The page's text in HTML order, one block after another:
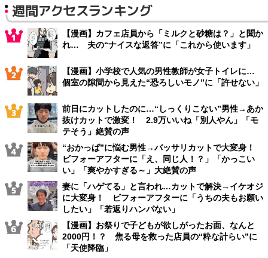
週間アクセスランキング
【漫画】カフェ店員から「ミルクと砂糖は？」と聞か
れ… 夫の“ナイスな返答”に「これから使います」
【漫画】小学校で人気の男性教師が女子トイレに…
個室の隙間から見えた“恐ろしいモノ”に「許せない」
前日にカットしたのに…“しっくりこない”男性→あか
抜けカットで激変！ 2.9万いいね「別人やん」「モ
テそう」絶賛の声
“おかっぱ”に悩む男性→バッサリカットで大変身！
ビフォーアフターに「え、同じ人！？」「かっこい
い」「爽やかすぎる～」大絶賛の声
妻に「ハゲてる」と言われ…カットで解決→イケオジ
に大変身！ ビフォーアフターに「うちの夫もお願い
したい」「若返りハンパない」
【漫画】お祭りで子どもが欲しがったお面、なんと
2000円！？ 焦る母を救った店員の“粋な計らい”に
「天使降臨」